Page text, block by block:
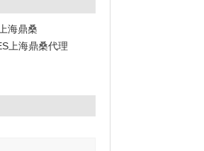
海鼎桑
上海鼎桑代理